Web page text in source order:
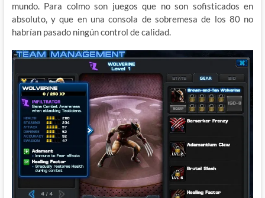
mundo. Para colmo son juegos que no son sofisticados en
absoluto, y que en una consola de sobremesa de los 80 no
habrían pasado ningún control de calidad.